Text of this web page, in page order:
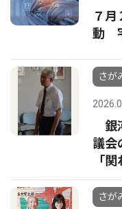
７
動
さが
銀
議会
「
さが